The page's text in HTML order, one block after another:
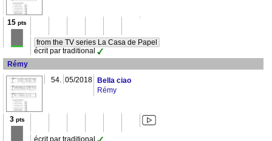
15 pts
from the TV series La Casa de Papel
écrit par traditional
Rémy
54. 05/2018
Bella ciao
Rémy
3pts
écrit par traditional